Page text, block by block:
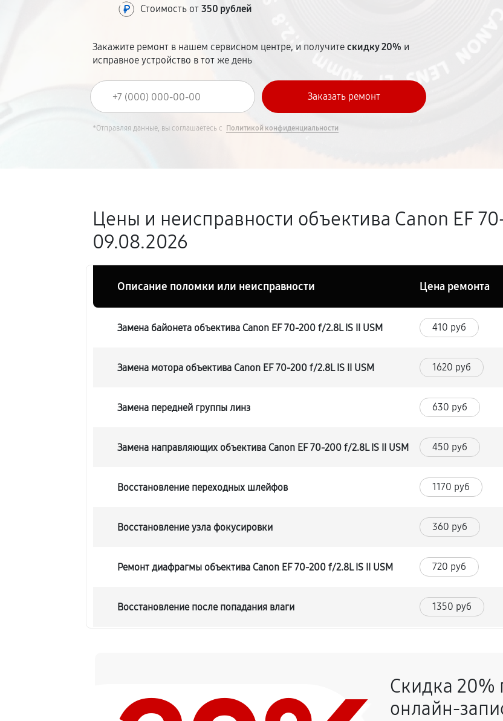
Стоимость от350 рублей
Закажите ремонт в нашем сервисном центре, и получитескидку 20% и
исправное устройство в тот же день
*Отправляя данные, вы соглашаетесь с Политикой конфиденциальности
Цены и неисправности объектива Canon EF
09.08.2026
Описание поломки или неисправности Цена ремонта
Замена байонета объектива Canon EF 70-200 f/2.8L IS II USM 410 руб
Замена мотора объектива Canon EF 70-200 f/2.8L IS II USM 1620 руб
Замена передней группы линз 630 руб
Замена направляющих объектива Canon EF 70-200 f/2.8L IS II USM 450 руб
Восстановление переходных шлейфов 1170 руб
Восстановление узла фокусировки 360 руб
Ремонт диафрагмы объектива Canon EF 70-200 f/2.8L IS II USM 720 руб
Восстановление после попадания влаги 1350 руб
360 руб
Скидка 20%
онлайн-